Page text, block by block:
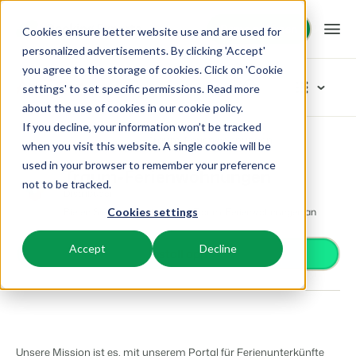
Cookies ensure better website use and are used for
personalized advertisements. By clicking 'Accept'
you agree to the storage of cookies. Click on 'Cookie
settings' to set specific permissions. Read more
about the use of cookies in our cookie policy.
If you decline, your information won’t be tracked
when you visit this website. A single cookie will be
used in your browser to remember your preference
not to be tracked.
Cookies settings
Accept Decline
Demo anfragen
Demo anfragen
Plattform
BEX PMS
PMS
Verwalte alle Backoffice Abläufe.
Vermarkte dein Angebot auf verschiedenen Channels.
Verbinde dich mit deinen Lieblingsapps und -tools.
Unsere Lösungen
BEX für:
Ferienhäuser, Bungalows, Mobilheime und Weinfässer.
Stellplätze, Camping, Glamping und Zelten.
Ski-, Wellness-, Golf- und Tauchresorts.
Ressourcen
Wissenswertes
BEX Educate | Pro
Weiter lernen, weiter führen in der Freizeitbranche
Preise
Kundenstories
App Store
Kategorien durchstöbern
Zutrittskontrolle
Zahlungsanbieter
Zahlungen erhalten
Distribution
Vermarkte dein Angebot auf verschiedenen Plattformen
Gästeerlebnis
App Store Distribution Traum-Ferienwohnungen
Traum-Ferienwohnungen
Bieten Sie Ihre Unterkunft auf Traum-Ferienwohnungen an
Install app
Unsere Mission ist es, mit unserem Portal für Ferienunterkünfte